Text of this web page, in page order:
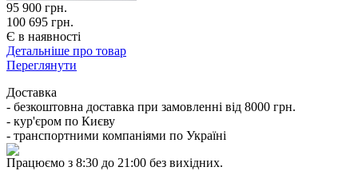
95 900 грн.
100 695 грн.
Є в наявності
Детальніше про товар
Переглянути
Доставка
- безкоштовна доставка при замовленні від 8000 грн.
- кур'єром по Києву
- транспортними компаніями по Україні
Працюємо з 8:30 до 21:00 без вихідних.